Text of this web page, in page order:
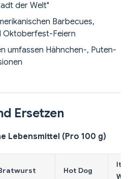
der Welt"
Barbecues,
Oktoberfest-Feiern
umfassen Hähnchen-, Puten-
Ersetzen
Lebensmittel (Pro 100 g)
Hot Dog